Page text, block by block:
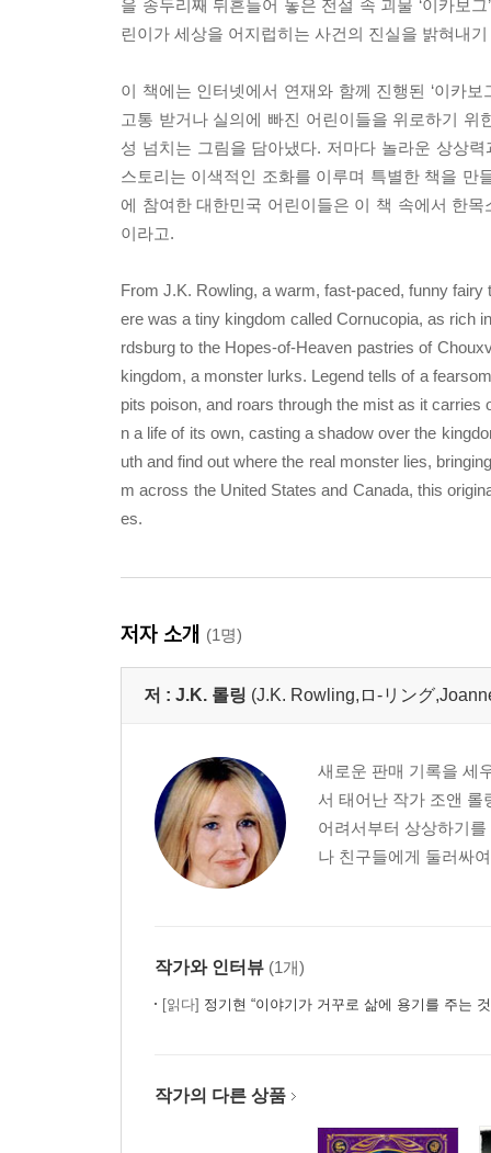
을 송두리째 뒤흔들어 놓은 전설 속 괴물 ‘이카보
린이가 세상을 어지럽히는 사건의 진실을 밝혀내
이 책에는 인터넷에서 연재와 함께 진행된 ‘이카
고통 받거나 실의에 빠진 어린이들을 위로하기
성 넘치는 그림을 담아냈다. 저마다 놀라운 상상
스토리는 이색적인 조화를 이루며 특별한 책을
에 참여한 대한민국 어린이들은 이 책 속에서 한
이라고.
From J.K. Rowling, a warm, fast-paced, funny
ere was a tiny kingdom called Cornucopia, as rich
rdsburg to the Hopes-of-Heaven pastries of
kingdom, a monster lurks. Legend tells of a
pits poison, and roars through the mist as it
n a life of its own, casting a shadow over the
uth and find out where the real monster lies,
m across the United States and Canada, this
es.
저자 소개 (1명)
저 : J.K. 롤링 (J.K. Rowling,ロ-リング
새로운 판매 기록을 세
서 태어난 작가 조앤
어려서부터 상상하기
나 친구들에게 둘러싸
작가와 인터뷰 (1개)
[읽다] 정기현 “이야기가 거꾸로 삶에 용기를 주는
작가의 다른 상품